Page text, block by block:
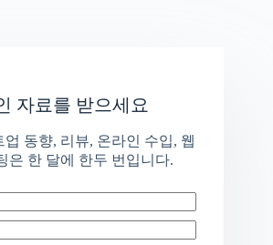
자료를 받으세요
동향, 리뷰, 온라인 수입, 웹
은 한 달에 한두 번입니다.